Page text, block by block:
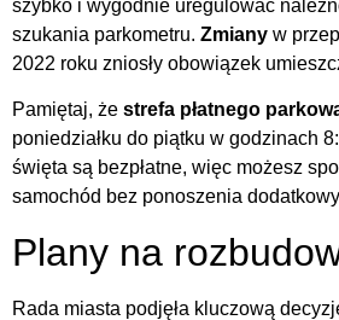
szybko i wygodnie uregulować
szukania parkometru. Zmiany w
2022 roku zniosły obowiązek
Pamiętaj, że strefa płatnego
poniedziałku do piątku w godzinach
święta są bezpłatne, więc możesz
samochód bez ponoszenia
Plany na
Rada miasta podjęła kluczową